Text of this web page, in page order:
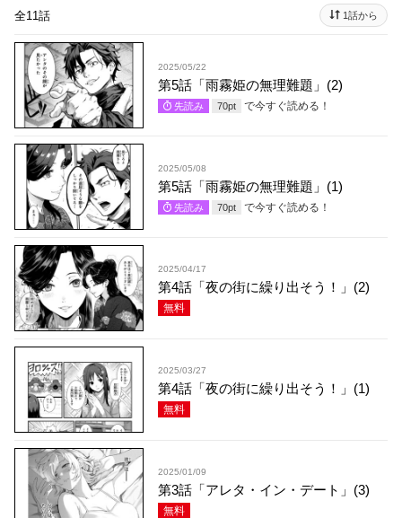
全11話 1話から
2025/05/22
第5話「雨霧姫の無理難題」(2)
先読み 70pt で今すぐ読める！
2025/05/08
第5話「雨霧姫の無理難題」(1)
先読み 70pt で今すぐ読める！
2025/04/17
第4話「夜の街に繰り出そう！」(2)
無料
2025/03/27
第4話「夜の街に繰り出そう！」(1)
無料
2025/01/09
第3話「アレタ・イン・デート」(3)
無料